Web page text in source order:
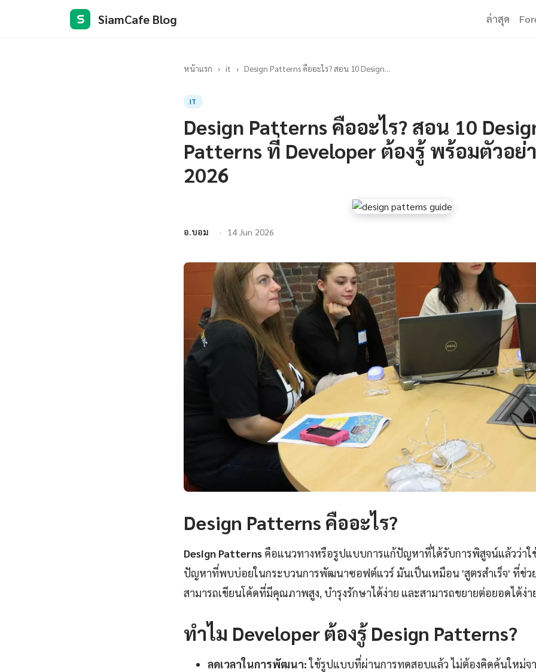
S SiamCafe Blog ล่าสุด
หน้าแรก › it › Design Patterns คืออะไร? สอน 10 Design...
IT
Design Patterns คืออะไร? สอน 10
Patterns ที่ Developer ต้องรู้ พร้อมตัวอย่
2026
อ.บอม 14 Jun 2026
Design Patterns คืออะไร?
Design Patterns คือแนวทางหรือรูปแบบการแก้ปัญหาที่ได้รับการพิสูจน์แล้วว่าใ
ปัญหาที่พบบ่อยในกระบวนการพัฒนาซอฟต์แวร์ มันเป็นเหมือน 'สูตรสำเร็จ' ที่ช่ว
สามารถเขียนโค้ดที่มีคุณภาพสูง, บำรุงรักษาได้ง่าย และสามารถขยายต่อยอดได้ง่า
ทำไม Developer ต้องรู้ Design Patterns?
ลดเวลาในการพัฒนา:ใช้รูปแบบที่ผ่านการทดสอบแล้ว ไม่ต้องคิดค้นใหม่จ